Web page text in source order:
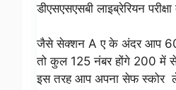
डीएसएसएसबी लाइब्रेरियन
जैसे सेक्शन A ए के अंदर आप
तो कुल 125 नंबर होंगे 200 में
इस तरह आप अपना सेफ स्कोर